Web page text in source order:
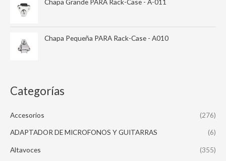
Chapa Grande PARA Rack-Case - A-011
Chapa Pequeña PARA Rack-Case - A010
Categorías
Accesorios (276)
ADAPTADOR DE MICROFONOS Y GUITARRAS (6)
Altavoces (355)